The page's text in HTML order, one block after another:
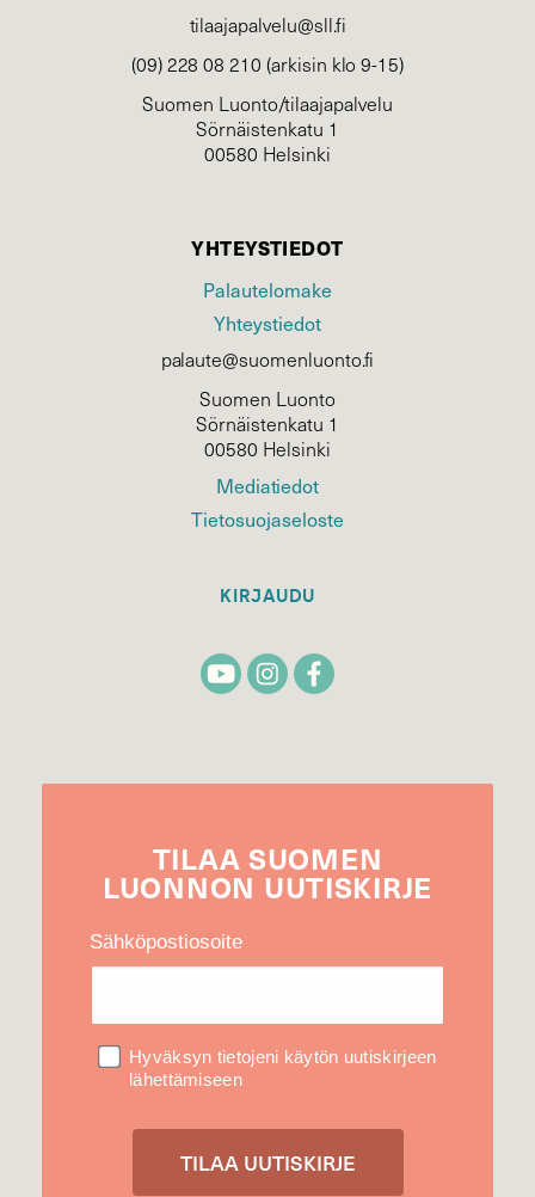
tilaajapalvelu@sll.fi
(09) 228 08 210 (arkisin klo 9-15)
Suomen Luonto/tilaajapalvelu
Sörnäistenkatu 1
00580 Helsinki
YHTEYSTIEDOT
Palautelomake
Yhteystiedot
palaute@suomenluonto.fi
Suomen Luonto
Sörnäistenkatu 1
00580 Helsinki
Mediatiedot
Tietosuojaseloste
KIRJAUDU
TILAA SUOMEN
LUONNON UUTIS­KIRJE
Sähköpostiosoite
Hyväksyn tietojeni käytön uutiskirjeen
lähettämiseen